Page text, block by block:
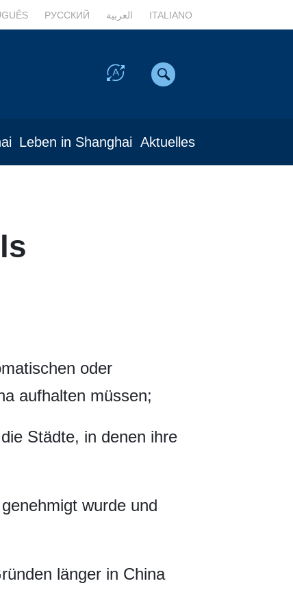
РУССКИЙ العربية ITALIANO
Leben in Shanghai Aktuelles
oder
aufhalten müssen;
Städte, in denen ihre
wurde und
länger in China